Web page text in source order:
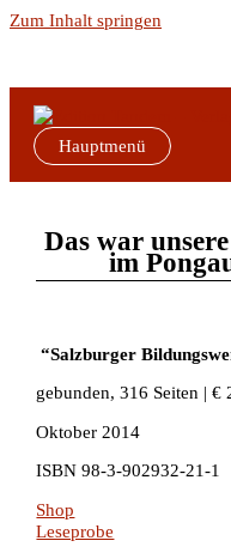
Zum Inhalt springen
Hauptmenü
Das war
im
“Salzburger
gebunden, 316 Seiten | €
Oktober 2014
ISBN 98-3-902932-21-1
Shop
Leseprobe